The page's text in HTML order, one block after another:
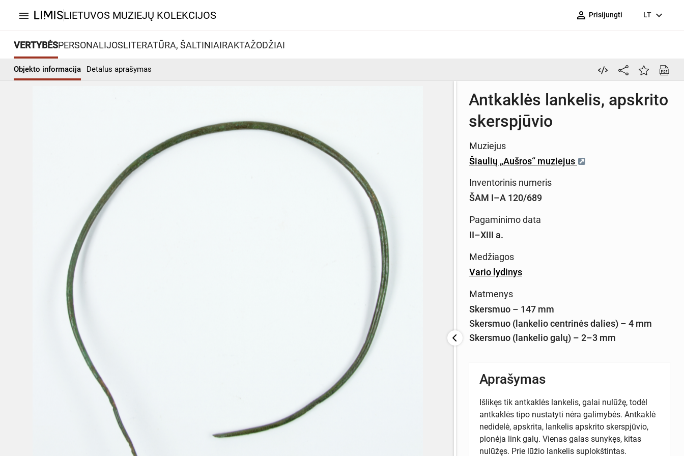
menu LIETUVOS MUZIEJŲ KOLEKCIJOS person_outline Prisijungti LT expand_more
VERTYBĖSPERSONALIJOSLITERATŪRA, ŠALTINIAIRAKTAŽODŽIAI
Objekto informacija Detalus aprašymas
Antkaklės lankelis, apskrito
skerspjūvio
Muziejus
Šiaulių „Aušros“ muziejus
Inventorinis numeris
ŠAM I–A 120/689
Pagaminimo data
II–XIII a.
Medžiagos
Vario lydinys
Matmenys
Skersmuo – 147 mm
Skersmuo (lankelio centrinės dalies) – 4 mm
Skersmuo (lankelio galų) – 2–3 mm
Aprašymas
Išlikęs tik antkaklės lankelis, galai nulūžę, todėl
antkaklės tipo nustatyti nėra galimybės. Antkaklė
nedidelė, apskrita, lankelis apskrito skerspjūvio,
plonėja link galų. Vienas galas sunykęs, kitas
nulūžęs. Prie lūžio lankelis suplokštintas.